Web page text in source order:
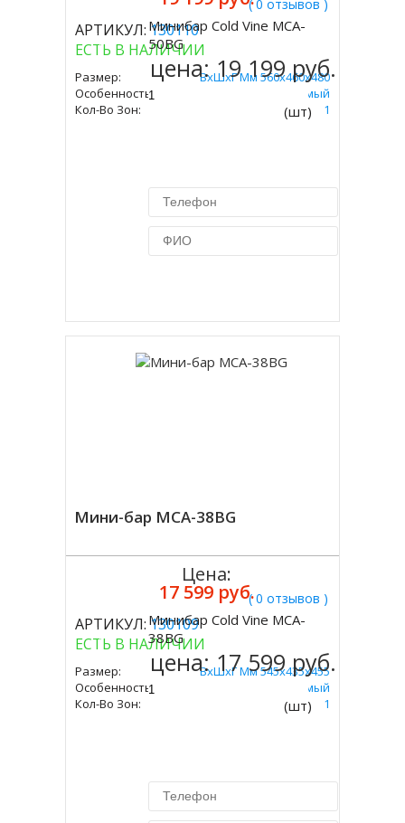
( 0 отзывов )
АРТИКУЛ:130110
ЕСТЬ В НАЛИЧИИ
Размер:
ВxШxГ Мм 560х460х480
Особенность:
Встраиваемый
Кол-Во Зон:
1
Купить
Минибар Cold Vine MCA-
50BG
цена:19 199 руб.
(шт)
Мини-бар MCA-38BG
( 0 отзывов )
АРТИКУЛ:130109
ЕСТЬ В НАЛИЧИИ
Размер:
ВxШxГ Мм 545х435х455
Особенность:
Встраиваемый
Кол-Во Зон:
1
Цена:
17 599 руб.
Купить
Минибар Cold Vine MCA-
38BG
цена:17 599 руб.
(шт)